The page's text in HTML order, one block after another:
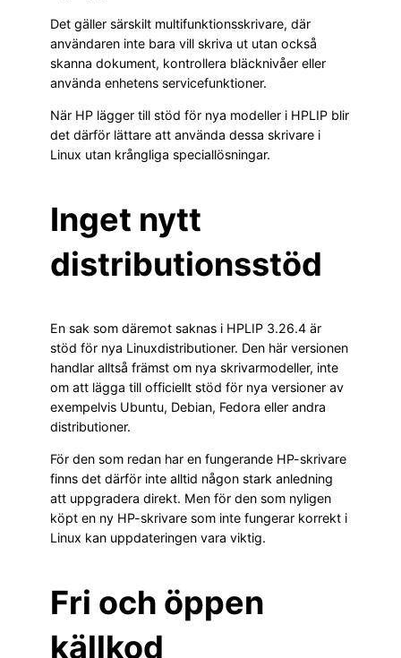
Det gäller särskilt multifunktionsskrivare, där
användaren inte bara vill skriva ut utan också
skanna dokument, kontrollera bläcknivåer eller
använda enhetens servicefunktioner.
När HP lägger till stöd för nya modeller i HPLIP blir
det därför lättare att använda dessa skrivare i
Linux utan krångliga speciallösningar.
Inget nytt
distributionsstöd
En sak som däremot saknas i HPLIP 3.26.4 är
stöd för nya Linuxdistributioner. Den här versionen
handlar alltså främst om nya skrivarmodeller, inte
om att lägga till officiellt stöd för nya versioner av
exempelvis Ubuntu, Debian, Fedora eller andra
distributioner.
För den som redan har en fungerande HP-skrivare
finns det därför inte alltid någon stark anledning
att uppgradera direkt. Men för den som nyligen
köpt en ny HP-skrivare som inte fungerar korrekt i
Linux kan uppdateringen vara viktig.
Fri och öppen
källkod